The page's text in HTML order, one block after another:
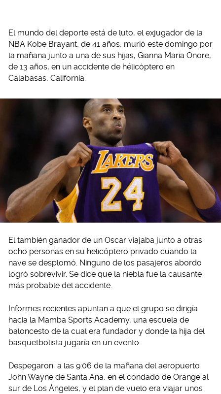
El mundo del deporte está de luto, el exjugador de la
NBA Kobe Brayant, de 41 años, murió este domingo por
la mañana junto a una de sus hijas, Gianna Maria Onore,
de 13 años, en un accidente de hélicóptero en
Calabasas, California.
El también ganador de un Oscar viajaba junto a otras
ocho personas en su helicóptero privado cuando la
nave se desplomó. Ninguno de los pasajeros abordo
logró sobrevivir. Se dice que la niebla fue la causante
más probable del accidente.
Informes recientes apuntan a que el grupo se dirigía
hacia la Mamba Sports Academy, una escuela de
baloncesto de la cual era fundador y donde la hija del
basquetbolista jugaría en un evento.
Despegaron a las 9:06 de la mañana del aeropuerto
John Wayne de Santa Ana, en el condado de Orange al
sur de Los Ángeles, y el plan de vuelo era viajar unos